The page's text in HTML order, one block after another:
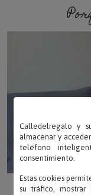
Calledelregalo y
almacenar y
teléfono
consentimiento.
Estas cookies
su tráfico, mostrar